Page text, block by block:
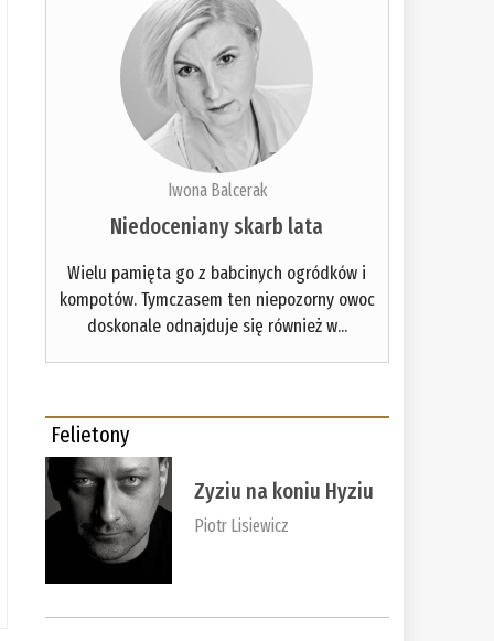
Iwona Balcerak
Niedoceniany skarb lata
Wielu pamięta go z babcinych ogródków i
kompotów. Tymczasem ten niepozorny owoc
doskonale odnajduje się również w...
Felietony
Zyziu na koniu Hyziu
Piotr Lisiewicz